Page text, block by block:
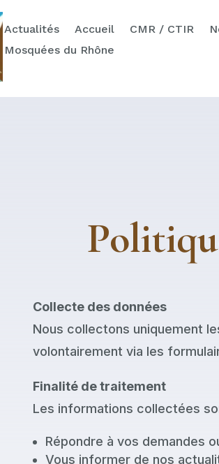
Actualités Accueil CMR / CTIR
Mosquées du Rhône
Ressources
Collecte des données
Nous collectons uniquement
volontairement via les
Finalité de traitement
Les informations collectées
Répondre à vos demandes
Vous informer de nos